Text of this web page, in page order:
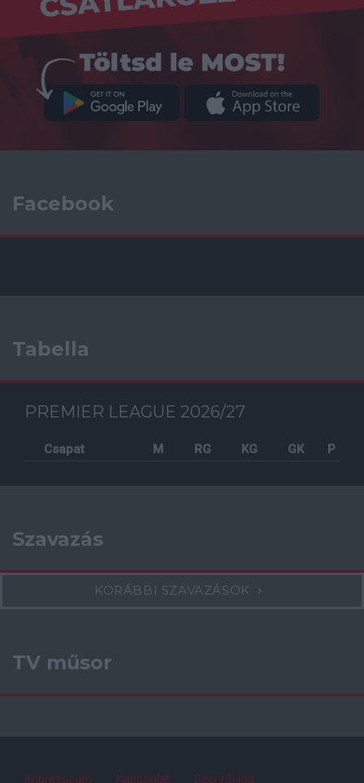
Facebook
Tabella
PREMIER LEAGUE 2026/27
Csapat M RG KG GK P
Szavazás
KORÁBBI SZAVAZÁSOK
TV műsor
Impresszum Kapcsolat Szerzői jog